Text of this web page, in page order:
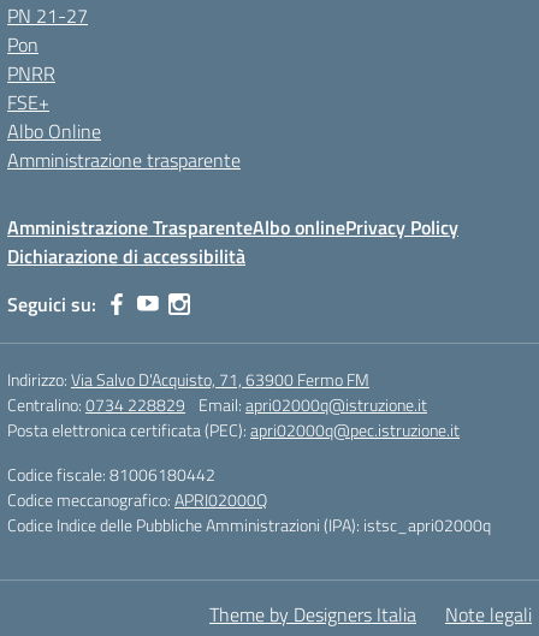
PN 21-27
Pon
PNRR
FSE+
Albo Online
Amministrazione trasparente
Amministrazione TrasparenteAlbo onlinePrivacy Policy
Dichiarazione di accessibilità
Seguici su:
Indirizzo:Via Salvo D'Acquisto, 71, 63900 Fermo FM
Centralino:0734 228829 Email:apri02000q@istruzione.it
Posta elettronica certificata (PEC):apri02000q@pec.istruzione.it
Codice fiscale: 81006180442
Codice meccanografico:APRI02000Q
Codice Indice delle Pubbliche Amministrazioni (IPA): istsc_apri02000q
Theme by Designers Italia Note legali